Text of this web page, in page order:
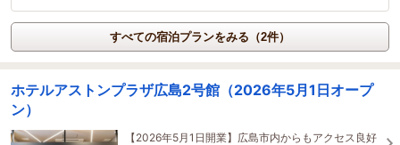
すべての宿泊プランをみる（2件）
ホテルアストンプラザ広島2号館（2026年5月1日オープ
ン）
【2026年5月1日開業】広島市内からもアクセス良好